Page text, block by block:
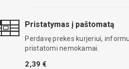
Pristatymas į paštomatą
Perdavę prekes kurjeriui,
pristatomi nemokamai.
2,39 €